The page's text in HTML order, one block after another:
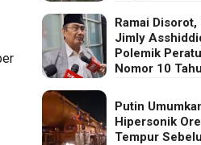
Ramai
Jimly
Polemik
Nomor 10
Putin
Hipersonik
Tempur